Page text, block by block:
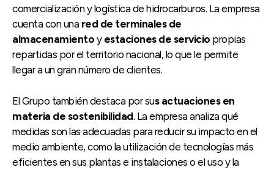
comercialización y logística de hidrocarburos. La empresa
cuenta con una red de terminales de
almacenamiento y estaciones de servicio propias
repartidas por el territorio nacional, lo que le permite
llegar a un gran número de clientes.
El Grupo también destaca por sus actuaciones en
materia de sostenibilidad. La empresa analiza qué
medidas son las adecuadas para reducir su impacto en el
medio ambiente, como la utilización de tecnologías más
eficientes en sus plantas e instalaciones o el uso y la